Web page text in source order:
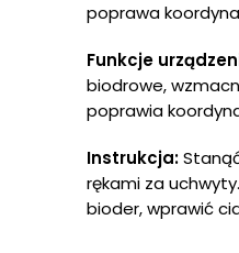
poprawa
Funkcje
biodrowe,
poprawia
Instrukcja:
rękami za
bioder, wprawić